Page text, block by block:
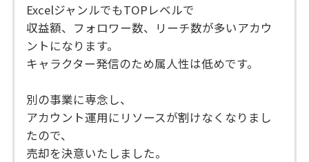
ExcelジャンルでもTOPレベルで
収益額、フォロワー数、リーチ数が多いアカウ
ントになります。
キャラクター発信のため属人性は低めです。
別の事業に専念し、
アカウント運用にリソースが割けなくなりまし
たので、
売却を決意いたしました。